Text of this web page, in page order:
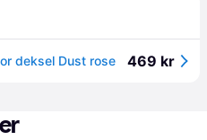
deksel Dust rose 469 kr